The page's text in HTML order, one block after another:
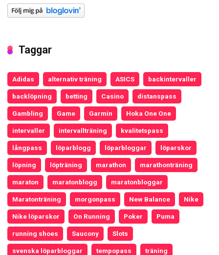
Taggar
Adidas alternativ träning ASICS backintervaller
backlöpning betting Casino distanspass
Gambling Game Garmin Hoka One One
intervaller intervallträning kvalitetspass
långpass löparblogg löparbloggar löparskor
löpning löpträning marathon marathonträning
maraton maratonblogg maratonbloggar
Maratonträning morgonpass New Balance Nike
Nike löparskor On Running Poker Puma
running shoes Saucony Slots
svenska löparbloggar tempopass träning